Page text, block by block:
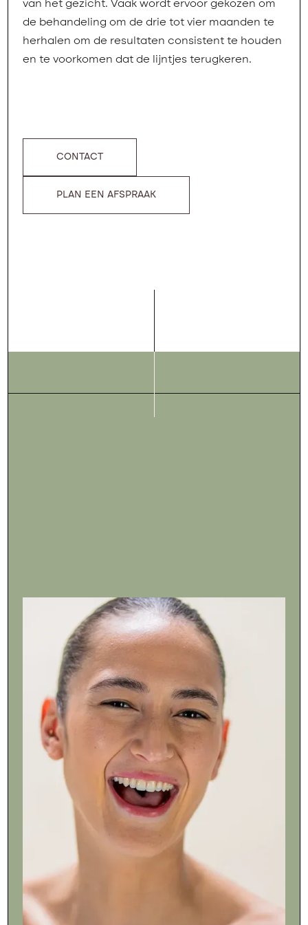
van het gezicht. Vaak wordt ervoor gekozen om
de behandeling om de drie tot vier maanden te
herhalen om de resultaten consistent te houden
en te voorkomen dat de lijntjes terugkeren.
CONTACT
PLAN EEN AFSPRAAK